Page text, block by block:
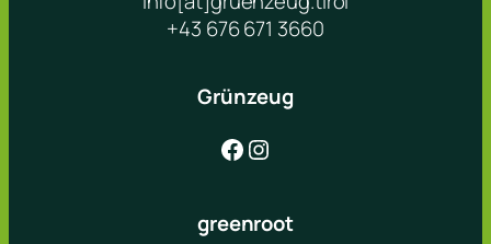
+43 676 671 3660
Grünzeug
Facebook Instagram
greenroot